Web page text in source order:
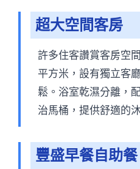
超大空間客房
許多住客讚賞客房空
平方米，設有獨立客
鬆。浴室乾濕分離，
治馬桶，提供舒適的
豐盛早餐自助餐